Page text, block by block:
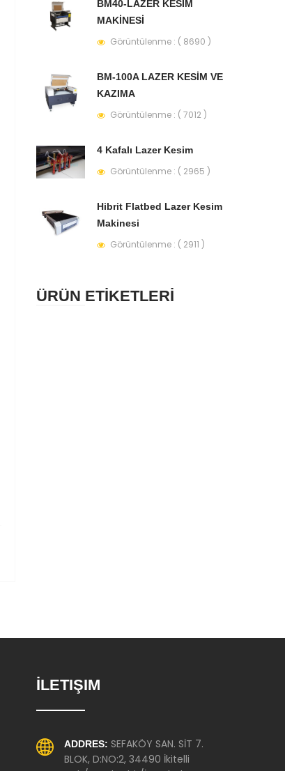
BM40-LAZER KESİM
MAKİNESİ
Görüntülenme : ( 8690 )
BM-100A LAZER KESİM VE
KAZIMA
Görüntülenme : ( 7012 )
4 Kafalı Lazer Kesim
Görüntülenme : ( 2965 )
Hibrit Flatbed Lazer Kesim
Makinesi
Görüntülenme : ( 2911 )
ÜRÜN ETİKETLERİ
İLETIŞIM
ADDRES: SEFAKÖY SAN. SİT 7.
BLOK, D:NO:2, 34490 İkitelli